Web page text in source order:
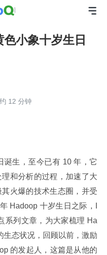
小象十岁生日
12 分钟
诞生，至今已有 10 年，它
和分析的过程，加速了大
火爆的技术生态圈，并受
Hadoop 十岁生日之际，I
系列文章，为大家梳理 Ha
生态状况，回顾以前，激励
的发起人，这篇是从他的